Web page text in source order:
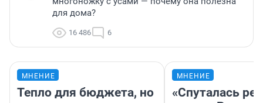
для дома?
16 486 6
МНЕНИЕ
Тепло для бюджета, но
МНЕНИЕ
«Спуталась